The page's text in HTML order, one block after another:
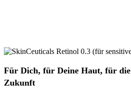
Für Dich, für Deine Haut, für die
Zukunft